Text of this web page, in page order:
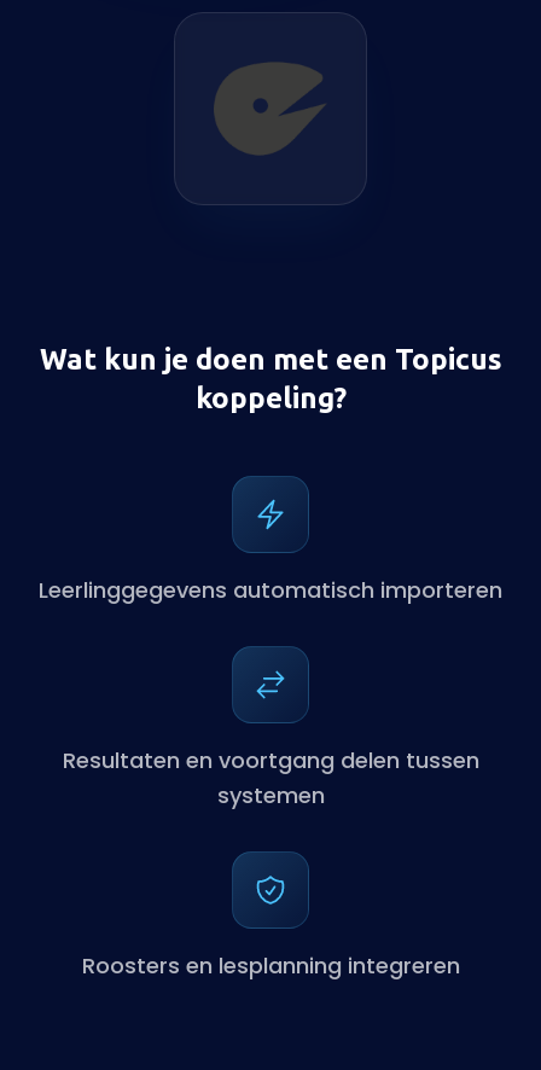
Wat kun je doen met een Topicus
koppeling?
Leerlinggegevens automatisch importeren
Resultaten en voortgang delen tussen
systemen
Roosters en lesplanning integreren